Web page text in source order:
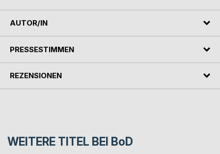
AUTOR/IN
PRESSESTIMMEN
REZENSIONEN
WEITERE TITEL BEI BoD